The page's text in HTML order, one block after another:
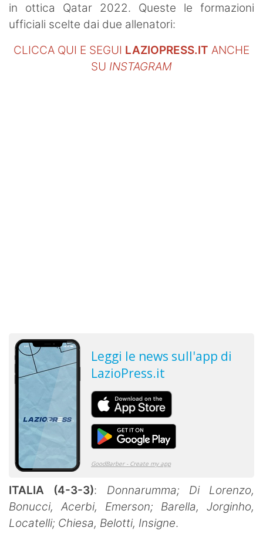
in ottica Qatar 2022. Queste le formazioni
ufficiali scelte dai due allenatori:
CLICCA QUI E SEGUI LAZIOPRESS.IT ANCHE
SU INSTAGRAM
ITALIA (4-3-3): Donnarumma; Di Lorenzo,
Bonucci, Acerbi, Emerson; Barella, Jorginho,
Locatelli; Chiesa, Belotti, Insigne.